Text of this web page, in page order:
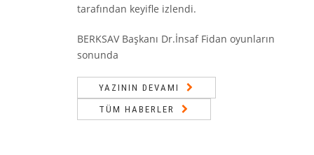
tarafından keyifle izlendi.
BERKSAV Başkanı Dr.İnsaf Fidan oyunların
sonunda
YAZININ DEVAMI
TÜM HABERLER